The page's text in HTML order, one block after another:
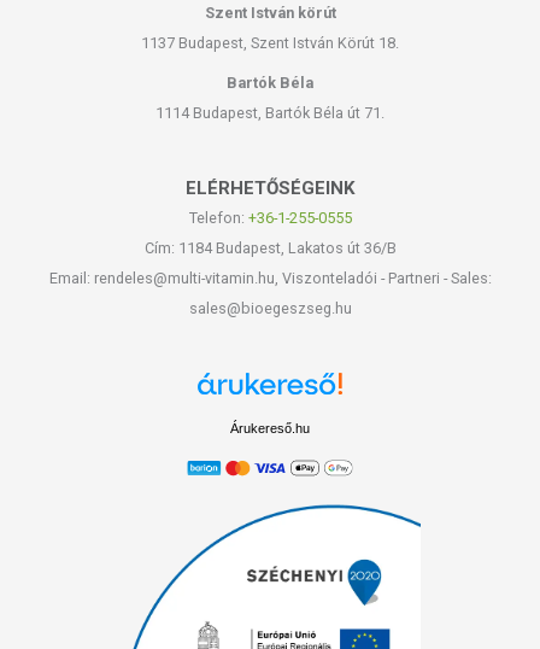
Szent István körút
1137 Budapest, Szent István Körút 18.
Bartók Béla
1114 Budapest, Bartók Béla út 71.
ELÉRHETŐSÉGEINK
Telefon: +36-1-255-0555
Cím: 1184 Budapest, Lakatos út 36/B
Email: rendeles@multi-vitamin.hu, Viszonteladói - Partneri - Sales:
sales@bioegeszseg.hu
Árukereső.hu